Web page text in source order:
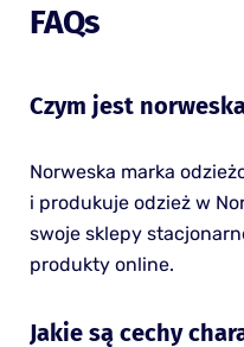
FAQs
Czym jest
Norweska marka
i produkuje odzież w
swoje sklepy
produkty online.
Jakie są cechy